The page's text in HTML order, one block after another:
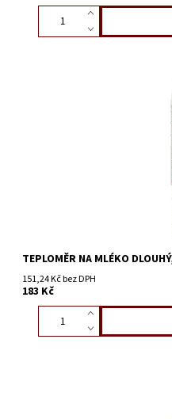
TEPLOMĚR NA MLÉKO
151,24 Kč bez DPH
183 Kč